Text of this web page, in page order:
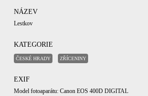
NÁZEV
Lestkov
KATEGORIE
ČESKÉ HRADY ZŘÍCENINY
EXIF
Model fotoaparátu: Canon EOS 400D DIGITAL